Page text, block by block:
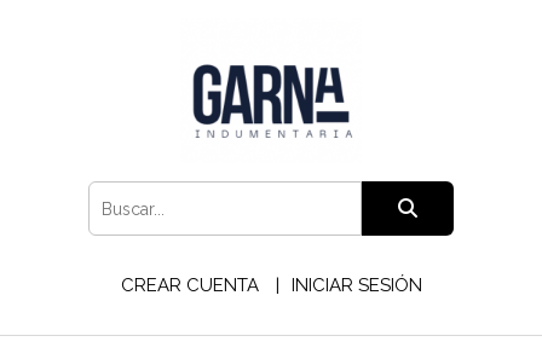
CREAR CUENTA INICIAR SESIÓN